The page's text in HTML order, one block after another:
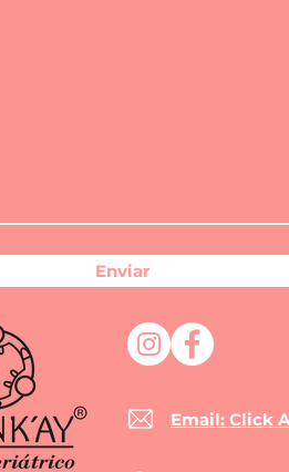
Enviar
Email: Click